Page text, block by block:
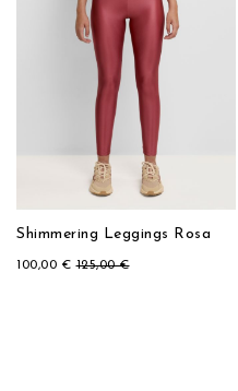
Shimmering Leggings Rosa
100,00 € 125,00 €